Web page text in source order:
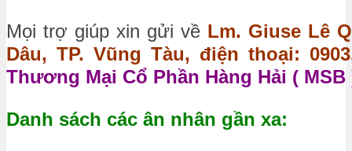
Mọi trợ giúp xin gửi về Lm. Giuse Lê
Dâu, TP. Vũng Tàu, điện thoại:
Thương Mại Cổ Phần Hàng Hải ( MSB
Danh sách các ân nhân gần xa: